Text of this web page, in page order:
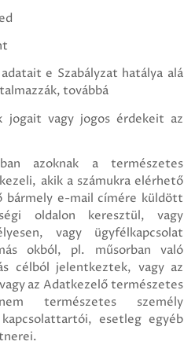
e Szabályzat hatálya alá
továbbá
jogait vagy jogos érdekeit az
azoknak a természetes
akik a számukra elérhető
bármely e-mail címére küldött
oldalon keresztül, vagy
vagy ügyfélkapcsolat
okból, pl. műsorban való
célból jelentkeztek, vagy az
az Adatkezelő természetes
természetes személy
esetleg egyéb